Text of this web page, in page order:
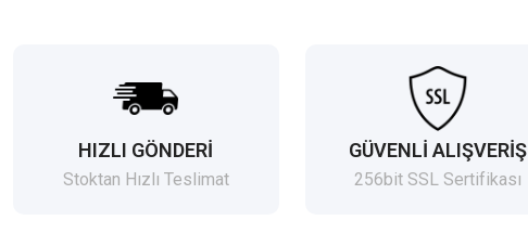
HIZLI GÖNDERİ
Stoktan Hızlı Teslimat
GÜVENLİ ALIŞVERİŞ
256bit SSL Sertifikası